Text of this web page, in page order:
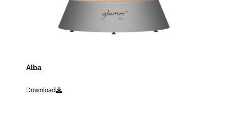
Alba
Download